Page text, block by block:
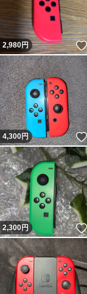
2,980円
4,300円
2,300円